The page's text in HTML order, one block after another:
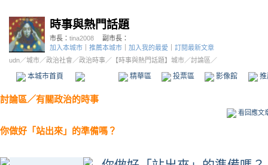
時事與熱門話題
市長： tina2008
副市長：
加入本城市
推薦本城市 加入我的最愛
訂閱最新文章
udn／城市／政治社會 ／政治時事／ 【時事與熱門話題】城市／討論區／
本城市首頁 精華區 投票區 影像館
討論區／有關政治的時事
看回應文
你做好「站出來」的準備嗎？